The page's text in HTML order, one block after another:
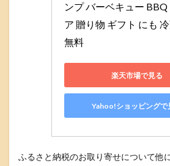
ンプ バーベキュー BBQ
ア 贈り物 ギフト にも
無料
楽天市場で見る
Yahoo!ショッピングで
ふるさと納税のお取り寄せについて他